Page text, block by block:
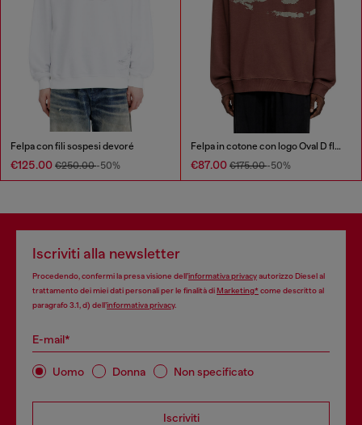
Felpa con fili sospesi devoré
€125.00 €250.00-50%
Felpa in cotone con logo Oval D floccato
€87.00 €175.00-50%
Iscriviti alla newsletter
Procedendo, confermi la presa visione dell’informativa privacyautorizzo Diesel al
trattamento dei miei dati personali per le finalità diMarketing*come descritto al
paragrafo 3.1, d) dell’informativa privacy.
E-mail*
Uomo Donna Non specificato
Iscriviti